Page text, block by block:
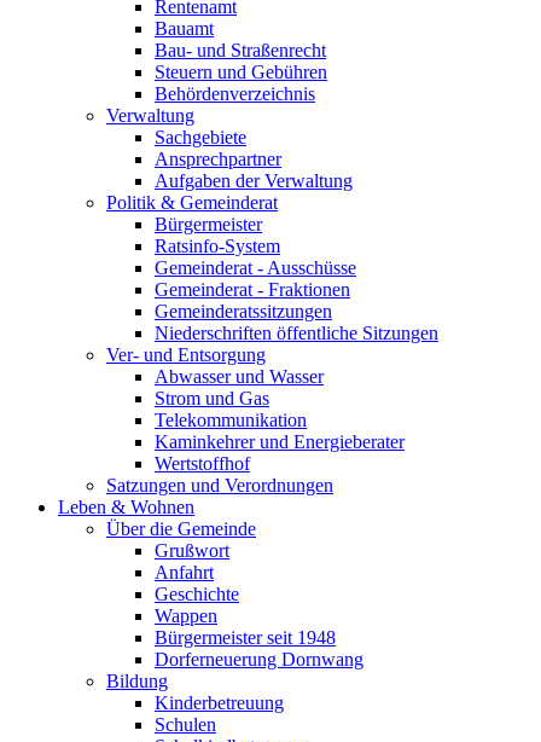
Rentenamt
Bauamt
Bau- und Straßenrecht
Steuern und Gebühren
Behördenverzeichnis
Verwaltung
Sachgebiete
Ansprechpartner
Aufgaben der Verwaltung
Politik & Gemeinderat
Bürgermeister
Ratsinfo-System
Gemeinderat - Ausschüsse
Gemeinderat - Fraktionen
Gemeinderatssitzungen
Niederschriften öffentliche Sitzungen
Ver- und Entsorgung
Abwasser und Wasser
Strom und Gas
Telekommunikation
Kaminkehrer und Energieberater
Wertstoffhof
Satzungen und Verordnungen
Leben & Wohnen
Über die Gemeinde
Grußwort
Anfahrt
Geschichte
Wappen
Bürgermeister seit 1948
Dorferneuerung Dornwang
Bildung
Kinderbetreuung
Schulen